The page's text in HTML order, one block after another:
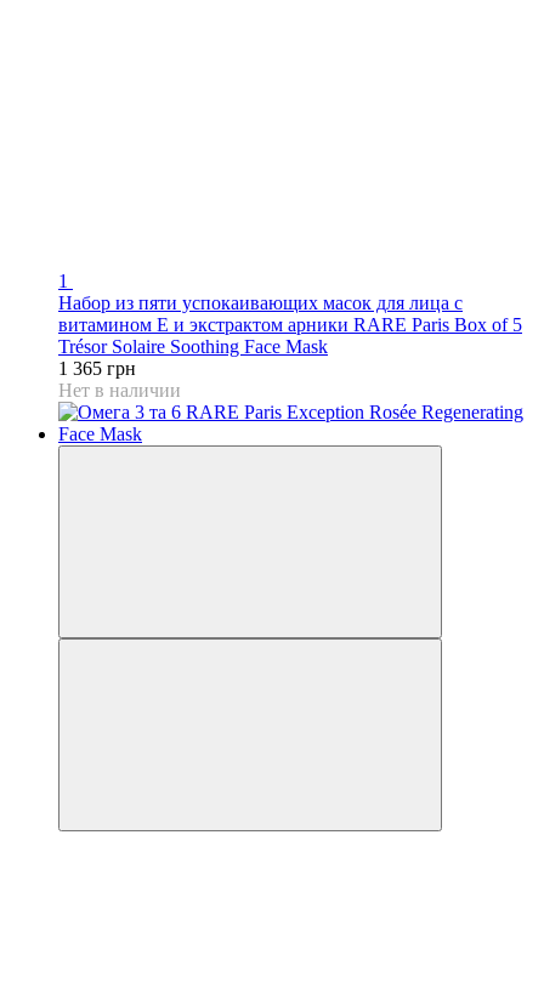
1
Набор из пяти успокаивающих масок для лица с
витамином Е и экстрактом арники RARE Paris Box of 5
Trésor Solaire Soothing Face Mask
1 365 грн
Нет в наличии